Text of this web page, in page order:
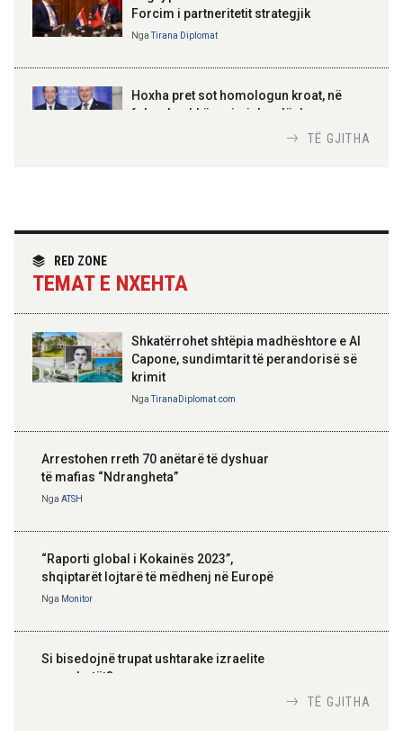
100-vjetori i themelimit të
Urdhrit të Skënderbeut
Forcim i partneritetit strategjik
NgaTirana Diplomat
Hoxha pret sot homologun kroat, në
fokus bashkëpunimi dypalësh
partneritetit strategjik
TË GJITHA
RED ZONE
TEMAT E NXEHTA
Shkatërrohet shtëpia madhështore e Al
Capone, sundimtarit të perandorisë së
krimit
NgaTiranaDiplomat.com
Arrestohen rreth 70 anëtarë të dyshuar
të mafias “Ndrangheta”
Nga ATSH
“Raporti global i Kokainës 2023”,
shqiptarët lojtarë të mëdhenj në Europë
Nga Monitor
Si bisedojnë trupat ushtarake izraelite
me robotët?
TË GJITHA